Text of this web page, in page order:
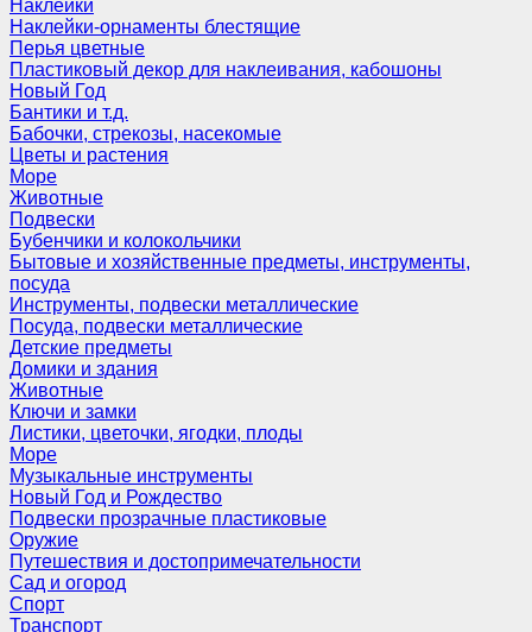
Наклейки
Наклейки-орнаменты блестящие
Перья цветные
Пластиковый декор для наклеивания, кабошоны
Новый Год
Бантики и т.д.
Бабочки, стрекозы, насекомые
Цветы и растения
Море
Животные
Подвески
Бубенчики и колокольчики
Бытовые и хозяйственные предметы, инструменты,
посуда
Инструменты, подвески металлические
Посуда, подвески металлические
Детские предметы
Домики и здания
Животные
Ключи и замки
Листики, цветочки, ягодки, плоды
Море
Музыкальные инструменты
Новый Год и Рождество
Подвески прозрачные пластиковые
Оружие
Путешествия и достопримечательности
Сад и огород
Спорт
Транспорт